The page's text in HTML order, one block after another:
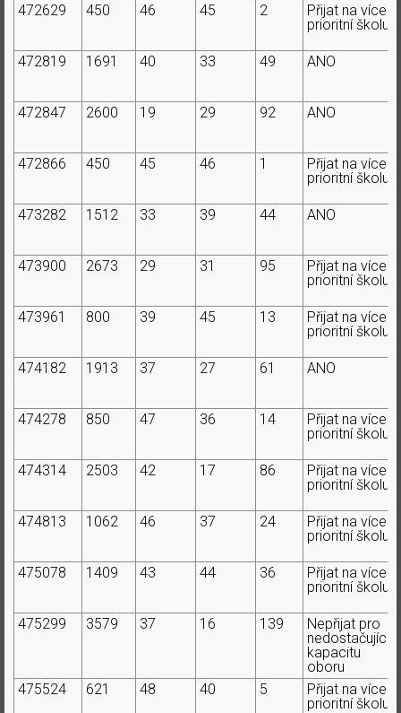
472629
450 46 45 2
Přijat na více
prioritní školu
472819
1691 40 33 49 ANO
472847
2600 19 29 92 ANO
472866
450 45 46 1
Přijat na více
prioritní školu
473282
1512 33 39 44 ANO
473900
2673 29 31 95
Přijat na více
prioritní školu
473961
800 39 45 13
Přijat na více
prioritní školu
474182
1913 37 27 61 ANO
474278
850 47 36 14
Přijat na více
prioritní školu
474314
2503 42 17 86
Přijat na více
prioritní školu
474813
1062 46 37 24
Přijat na více
prioritní školu
475078
1409 43 44 36
Přijat na více
prioritní školu
475299
3579 37 16 139
Nepřijat pro
nedostačující
kapacitu
oboru
475524 621 48 40 5
Přijat na více
prioritní školu